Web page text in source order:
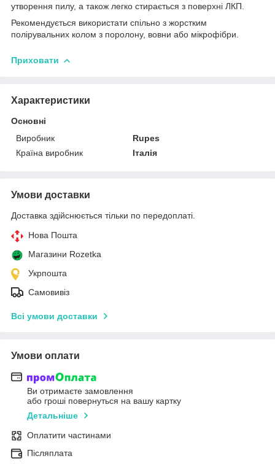
утворення пилу, а також легко стирається з поверхні ЛКП.
Рекомендується використати спільно з жорстким
полірувальних колом з поролону, вовни або мікрофібри.
Приховати
Характеристики
Основні
Виробник
Rupes
Країна виробник
Італія
Умови доставки
Доставка здійснюється тільки по передоплаті.
Нова Пошта
Магазини Rozetka
Укрпошта
Самовивіз
Всі умови доставки
Умови оплати
Ви отримаєте замовлення
або гроші повернуться на вашу картку
Детальніше
Оплатити частинами
Післяплата